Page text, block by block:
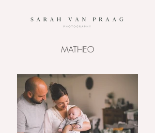
MATHEO